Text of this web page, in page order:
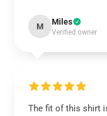
M Miles
Verified owner
The fit of this shirt